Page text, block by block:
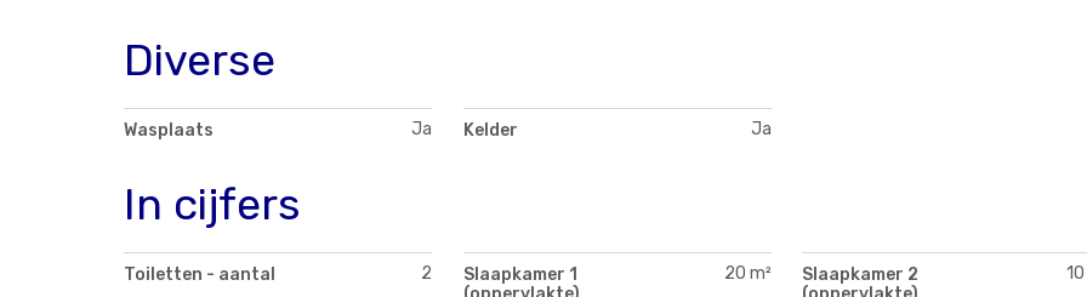
Diverse
Wasplaats Ja Kelder Ja
In cijfers
Toiletten - aantal 2
Slaapkamer 1
20 m²
Slaapkamer 2
10